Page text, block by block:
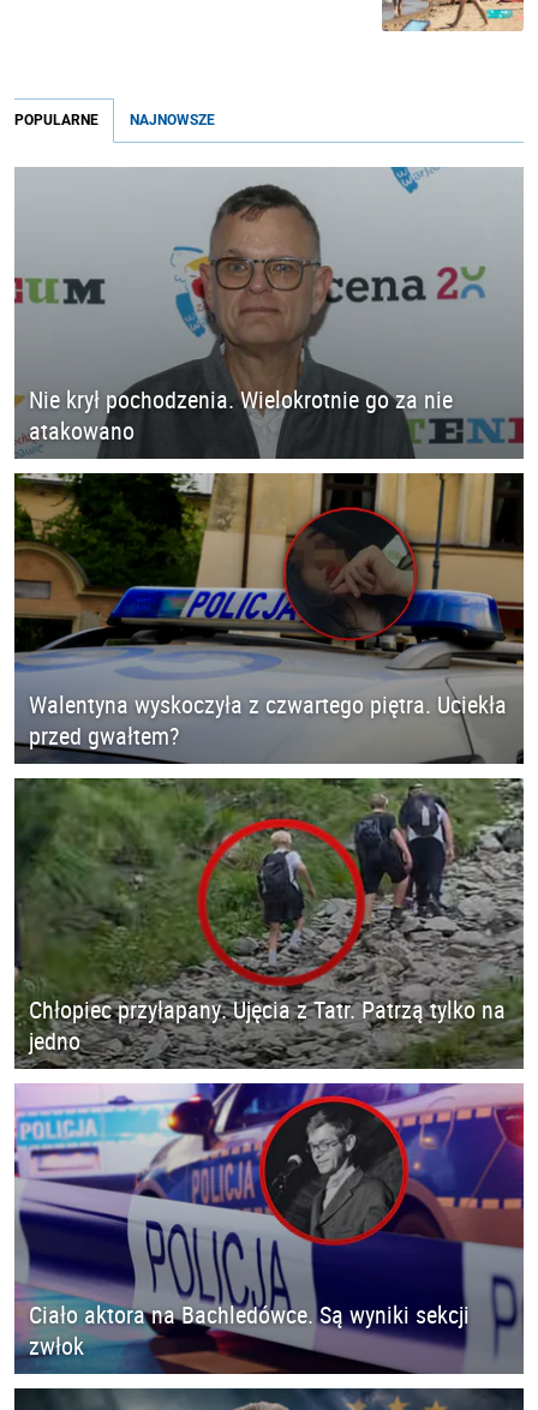
POPULARNE NAJNOWSZE
Nie krył pochodzenia. Wielokrotnie go za nie
atakowano
Walentyna wyskoczyła z czwartego piętra. Uciekła
przed gwałtem?
Chłopiec przyłapany. Ujęcia z Tatr. Patrzą tylko na
jedno
Ciało aktora na Bachledówce. Są wyniki sekcji
zwłok